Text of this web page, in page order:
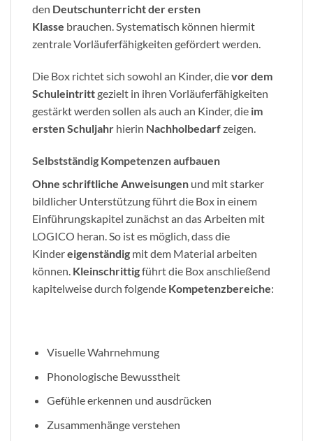
den Deutschunterricht der ersten
Klasse brauchen. Systematisch können hiermit
zentrale Vorläuferfähigkeiten gefördert werden.
Die Box richtet sich sowohl an Kinder, dievor dem
Schuleintrittgezielt in ihren Vorläuferfähigkeiten
gestärkt werden sollen als auch an Kinder, die im
ersten Schuljahr hierin Nachholbedarfzeigen.
Selbstständig Kompetenzen aufbauen
Ohne schriftliche Anweisungen und mit starker
bildlicher Unterstützung führt die Box in einem
Einführungskapitel zunächst an das Arbeiten mit
LOGICO heran. So ist es möglich, dass die
Kindereigenständig mit dem Material arbeiten
können. Kleinschrittigführt die Box anschließend
kapitelweise durch folgende Kompetenzbereiche:
Visuelle Wahrnehmung
Phonologische Bewusstheit
Gefühle erkennen und ausdrücken
Zusammenhänge verstehen